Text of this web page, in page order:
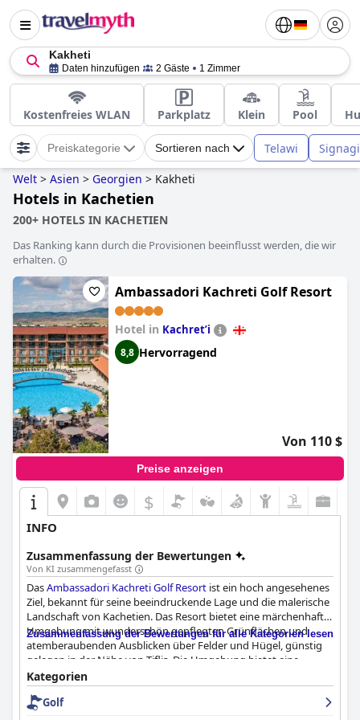
Kakheti
Daten hinzufügen 2 Gäste 1 Zimmer
Kostenfreies WLAN Parkplatz Klein Pool
Preiskategorie Sortieren nach Telawi Signagi
Welt > Asien > Georgien > Kakheti
Hotels in Kachetien
200+ HOTELS IN KACHETIEN
Das Ranking kann durch die Provisionen beeinflusst werden, die wir
erhalten.
Ambassadori Kachreti Golf Resort
Hotel in Kachretʼi
8,8 Hervorragend
Von 110 $
Preise anzeigen
$
INFO
Zusammenfassung der Bewertungen
Von KI zusammengefasst
DasAmbassadori Kachreti Golf Resort ist ein hoch angesehenes
Ziel, bekannt für seine beeindruckende Lage und die malerische
Landschaft von Kachetien. Das Resort bietet eine märchenhafte
Umgebung mit wunderschön gepflegten Grünflächen und
atemberaubenden Ausblicken über Felder und Hügel, günstig
gelegen in der Nähe von Tiflis. Die Umgebung bietet eine
reizvolle Umgebung für Erkundungen und Entspannung.
Gäste loben häufig das Frühstück für seine köstlichen, gut
Zusammenfassung der Bewertungen für alle Kategorien lesen
Kategorien
Golf